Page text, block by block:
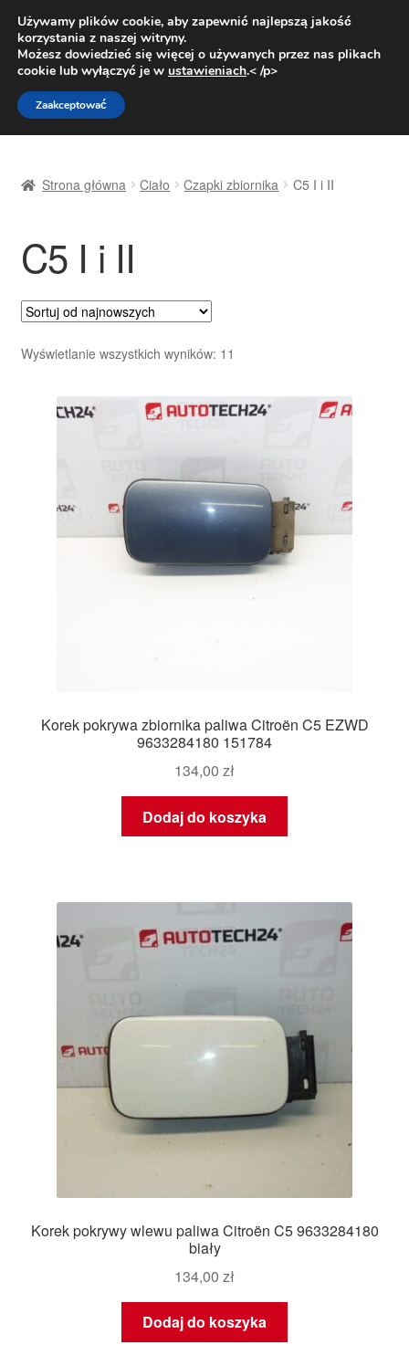
DOSTAWA od 31 zł
Pn.-pt. 9:00-16:00800 003 167
Przejdź
do
nawigacji
Przejdź
do
treści
Dostawa
Dostawa na cały świat
Kontakt
Moje konto
O nas
Polityka prywatności
Procedura reklamacyjna
Zasady i warunki
Strona główna Ciało Czapki zbiornika C5 I i II
C5 I i II
Wyświetlanie wszystkich wyników: 11
Korek pokrywa zbiornika paliwa Citroën C5 EZWD
9633284180 151784
134,00 zł
Dodaj do koszyka
Korek pokrywy wlewu paliwa Citroën C5 9633284180
biały
134,00 zł
Dodaj do koszyka
Używamy plików cookie, aby zapewnić najlepszą jakość
korzystania z naszej witryny.
Możesz dowiedzieć się więcej o używanych przez nas plikach
cookie lub wyłączyć je w ustawieniach.< /p>
Zaakceptować